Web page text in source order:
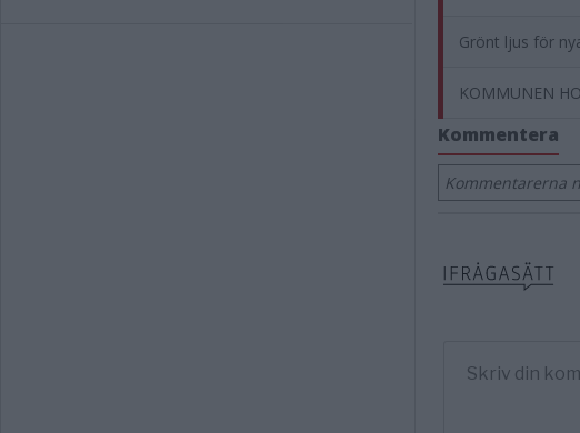
Grönt ljus för
KOMMUNEN
Kommentera
Kommentarerna